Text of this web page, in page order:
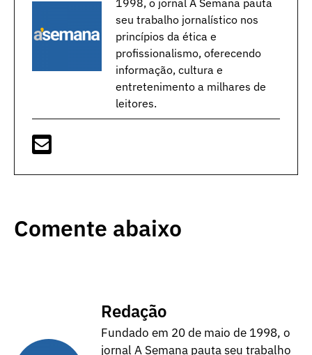
1998, o jornal A Semana pauta
seu trabalho jornalístico nos
princípios da ética e
profissionalismo, oferecendo
informação, cultura e
entretenimento a milhares de
leitores.
Comente abaixo
Redação
Fundado em 20 de maio de 1998, o
jornal A Semana pauta seu trabalho